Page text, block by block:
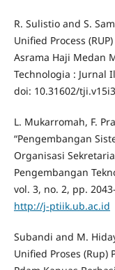
R. Sulistio and S.
Unified Process
Asrama Haji Medan
Technologia : Jurnal
doi: 10.31602/
L. Mukarromah, F.
“Pengembangan
Organisasi
Pengembangan
vol. 3, no. 2, pp.
http://j-ptiik.ub.ac.id
Subandi and M.
Unified Proses (Rup)